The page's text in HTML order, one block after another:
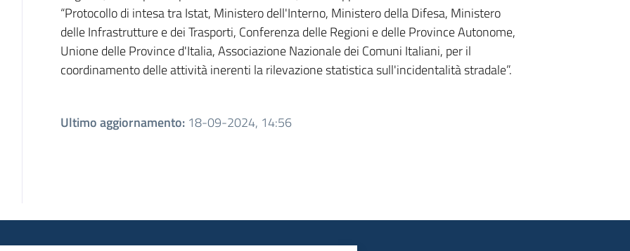
“Protocollo di intesa tra Istat, Ministero dell'Interno, Ministero della Difesa, Ministero
delle Infrastrutture e dei Trasporti, Conferenza delle Regioni e delle Province Autonome,
Unione delle Province d'Italia, Associazione Nazionale dei Comuni Italiani, per il
coordinamento delle attività inerenti la rilevazione statistica sull'incidentalità stradale”.
Ultimo aggiornamento: 18-09-2024, 14:56